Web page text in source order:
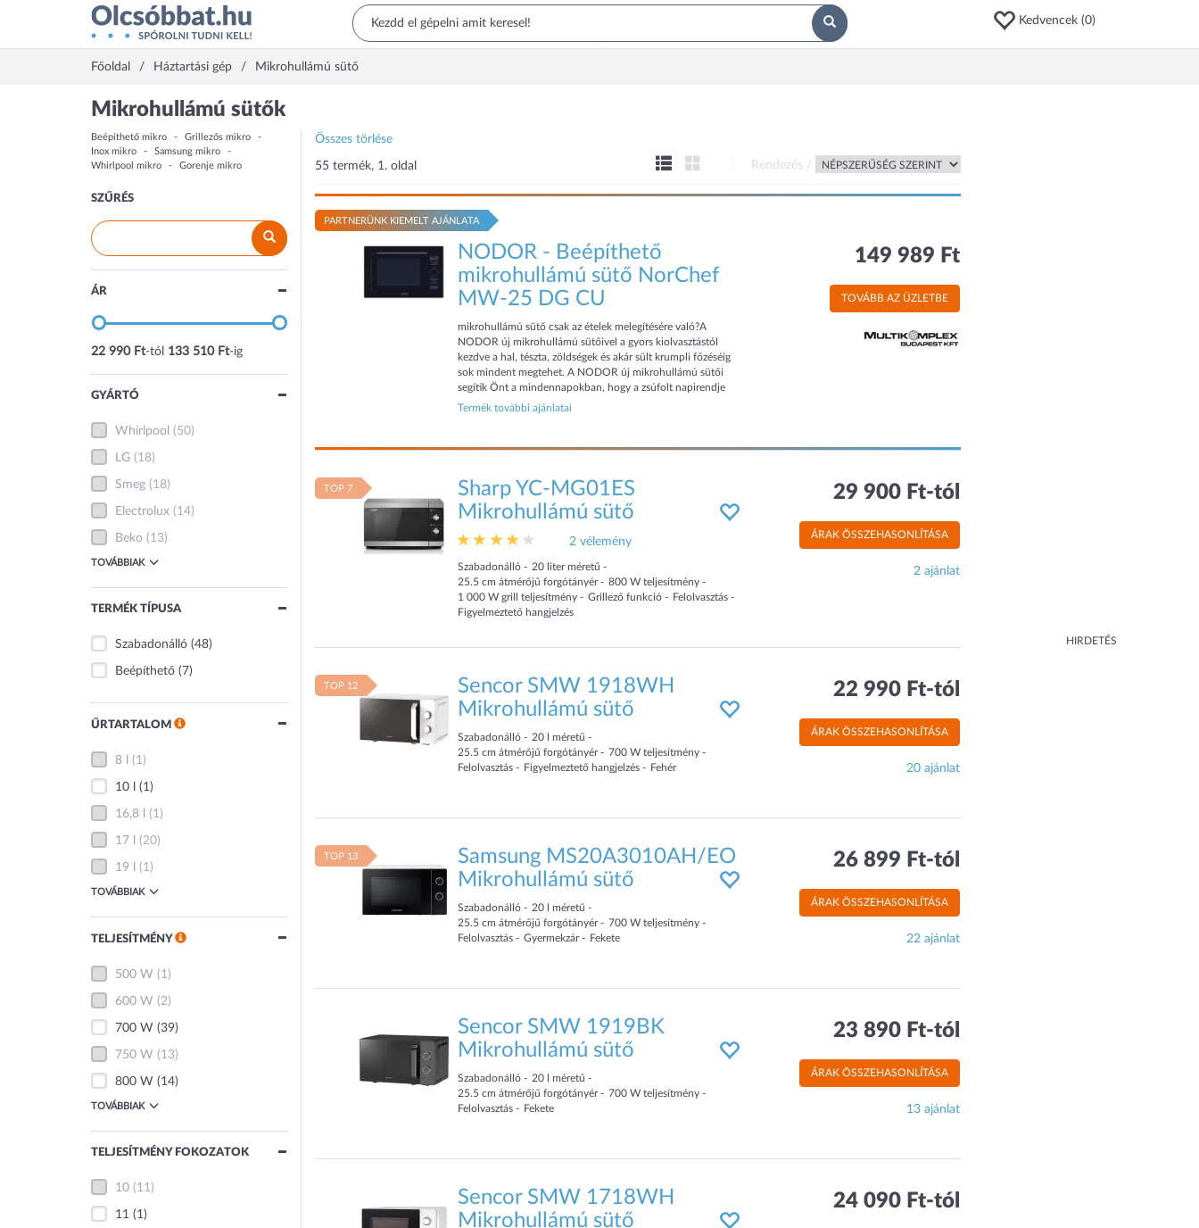
Kedvencek (0)
Főoldal Háztartási gép Mikrohullámú sütő
HIRDETÉS
Mikrohullámú sütők
Beépíthető mikro
Grillezős mikro
Inox mikro
Samsung mikro
Whirlpool mikro
Gorenje mikro
SZŰRÉS
ÁR
22 990 Ft-tól 133 510 Ft-ig
GYÁRTÓ
Whirlpool (50)
LG (18)
Smeg (18)
Electrolux (14)
Beko (13)
TOVÁBBIAK
TERMÉK TÍPUSA
Szabadonálló (48)
Beépíthető (7)
ŰRTARTALOM
8 l (1)
10 l (1)
16,8 l (1)
17 l (20)
19 l (1)
TOVÁBBIAK
TELJESÍTMÉNY
500 W (1)
600 W (2)
700 W (39)
750 W (13)
800 W (14)
TOVÁBBIAK
TELJESÍTMÉNY FOKOZATOK
10 (11)
11 (1)
Összes törlése
55 termék, 1. oldal Rendezés /
PARTNERÜNK KIEMELT AJÁNLATA
NODOR - Beépíthető
mikrohullámú sütő NorChef
MW-25 DG CU
mikrohullámú sütő csak az ételek melegítésére való?A
NODOR új mikrohullámú sütőivel a gyors kiolvasztástól
kezdve a hal, tészta, zöldségek és akár sült krumpli főzéséig
sok mindent megtehet. A NODOR új mikrohullámú sütői
segítik Önt a mindennapokban, hogy a zsúfolt napirendje
ne akadályozza meg az egészséges és kiegyensúlyozott
táplálkozásban. A NO...
Termék további ajánlatai
149 989 Ft
TOVÁBB AZ ÜZLETBE
TOP 7
Sharp YC-MG01ES
Mikrohullámú sütő
2 vélemény
Szabadonálló 20 literméretű
25.5 cm átmérőjű forgótányér 800 W teljesítmény
1 000 W grill teljesítmény Grillező funkció
Felolvasztás
Figyelmeztető hangjelzés
29 900 Ft-tól
ÁRAK ÖSSZEHASONLÍTÁSA
2 ajánlat
TOP 12
Sencor SMW 1918WH
Mikrohullámú sütő
Szabadonálló 20 l méretű
25.5 cm átmérőjű forgótányér 700 W teljesítmény
Felolvasztás
Figyelmeztető hangjelzés Fehér
22 990 Ft-tól
ÁRAK ÖSSZEHASONLÍTÁSA
20 ajánlat
TOP 13
Samsung MS20A3010AH/EO
Mikrohullámú sütő
Szabadonálló 20 l méretű
25.5 cm átmérőjű forgótányér 700 W teljesítmény
Felolvasztás
Gyermekzár Fekete
26 899 Ft-tól
ÁRAK ÖSSZEHASONLÍTÁSA
22 ajánlat
Sencor SMW 1919BK
Mikrohullámú sütő
Szabadonálló 20 l méretű
25.5 cm átmérőjű forgótányér 700 W teljesítmény
Felolvasztás
Fekete
23 890 Ft-tól
ÁRAK ÖSSZEHASONLÍTÁSA
13 ajánlat
Sencor SMW 1718WH
Mikrohullámú sütő
24 090 Ft-tól